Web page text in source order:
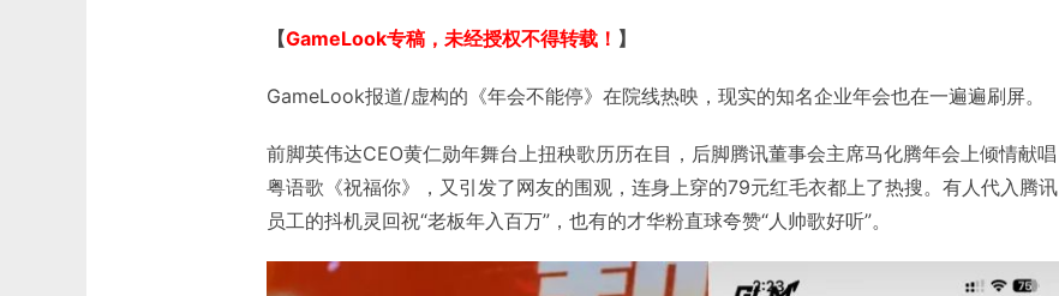
【GameLook专稿，未经授权不得转载！ 】
GameLook报道/虚构的《年会不能停》在院线热映，现实的知名企业年会也在一遍遍刷屏。
前脚英伟达CEO黄仁勋年舞台上扭秧歌历历在目，后脚腾讯董事会主席马化腾年会上倾情献唱
粤语歌《祝福你》，又引发了网友的围观，连身上穿的79元红毛衣都上了热搜。有人代入腾讯
员工的抖机灵回祝“老板年入百万”，也有的才华粉直球夸赞“人帅歌好听”。